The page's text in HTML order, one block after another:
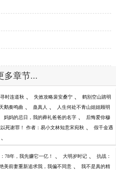
多章节...
时连道秋 、 失效攻略裴安桑宁 、 鹤别空山踏明
鹅奏鸣曲 、 蛊真人 、 人生何处不青山姐姐顾明
妈妈的忌日，我的葬礼爸爸的名字 、 后悔爱你穆
死谢罪！ 作者：易小文林知意宋宛秋 、 假千金遇
、
78年，我先赚它一亿！ 、 大明岁时记 、 抗战：
美前妻重新追求我，我偏不同意 、 我不是真的精